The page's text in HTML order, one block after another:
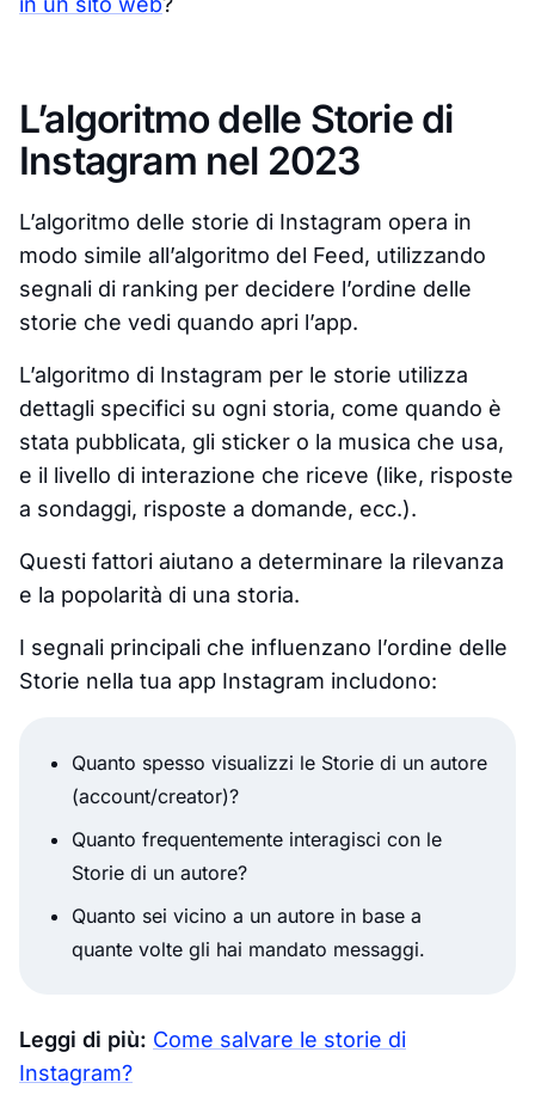
L’algoritmo delle Storie di
Instagram nel 2023
L’algoritmo delle storie di Instagram opera in
modo simile all’algoritmo del Feed, utilizzando
segnali di ranking per decidere l’ordine delle
storie che vedi quando apri l’app.
L’algoritmo di Instagram per le storie utilizza
dettagli specifici su ogni storia, come quando è
stata pubblicata, gli sticker o la musica che usa,
e il livello di interazione che riceve (like, risposte
a sondaggi, risposte a domande, ecc.).
Questi fattori aiutano a determinare la rilevanza
e la popolarità di una storia.
I segnali principali che influenzano l’ordine delle
Storie nella tua app Instagram includono:
Quanto spesso visualizzi le Storie di un autore
(account/creator)?
Quanto frequentemente interagisci con le
Storie di un autore?
Quanto sei vicino a un autore in base a
quante volte gli hai mandato messaggi.
Leggi di più: Come salvare le storie di
Instagram?